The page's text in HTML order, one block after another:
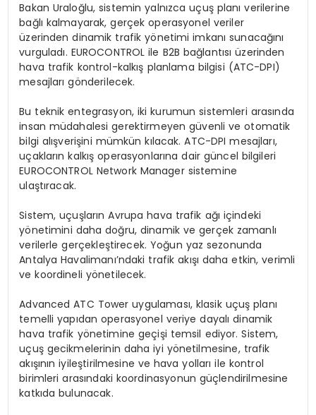
Bakan Uraloğlu, sistemin yalnızca uçuş planı verilerine
bağlı kalmayarak, gerçek operasyonel veriler
üzerinden dinamik trafik yönetimi imkanı sunacağını
vurguladı. EUROCONTROL ile B2B bağlantısı üzerinden
hava trafik kontrol-kalkış planlama bilgisi (ATC-DPI)
mesajları gönderilecek.
Bu teknik entegrasyon, iki kurumun sistemleri arasında
insan müdahalesi gerektirmeyen güvenli ve otomatik
bilgi alışverişini mümkün kılacak. ATC-DPI mesajları,
uçakların kalkış operasyonlarına dair güncel bilgileri
EUROCONTROL Network Manager sistemine
ulaştıracak.
Sistem, uçuşların Avrupa hava trafik ağı içindeki
yönetimini daha doğru, dinamik ve gerçek zamanlı
verilerle gerçekleştirecek. Yoğun yaz sezonunda
Antalya Havalimanı’ndaki trafik akışı daha etkin, verimli
ve koordineli yönetilecek.
Advanced ATC Tower uygulaması, klasik uçuş planı
temelli yapıdan operasyonel veriye dayalı dinamik
hava trafik yönetimine geçişi temsil ediyor. Sistem,
uçuş gecikmelerinin daha iyi yönetilmesine, trafik
akışının iyileştirilmesine ve hava yolları ile kontrol
birimleri arasındaki koordinasyonun güçlendirilmesine
katkıda bulunacak.